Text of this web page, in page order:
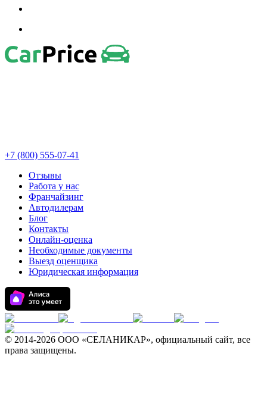
+7 (800) 555-07-41
Отзывы
Работа у нас
Франчайзинг
Автодилерам
Блог
Контакты
Онлайн-оценка
Необходимые документы
Выезд оценщика
Юридическая информация
© 2014-2026 ООО «СЕЛАНИКАР», официальный сайт, все
права защищены.